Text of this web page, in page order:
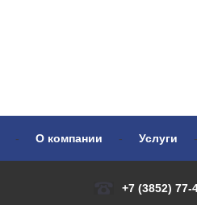
- О компании - Услуги -
+7 (3852) 77-